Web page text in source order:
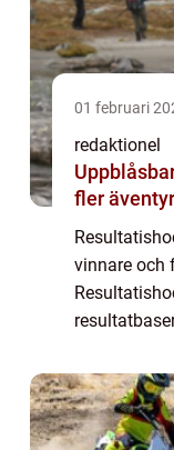
01 februari
redaktionel
Uppblåsbar kajak
fler äventyr
vinnare och
på att
lagens